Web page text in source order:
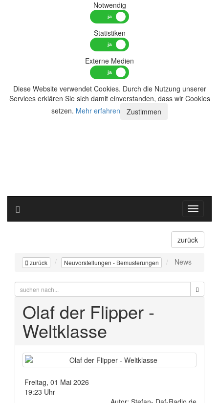
Notwendig
Statistiken
Externe Medien
Diese Website verwendet Cookies. Durch die Nutzung unserer
Services erklären Sie sich damit einverstanden, dass wir Cookies
setzen. Mehr erfahren Zustimmen
Toggle
zurück
zurück Neuvorstellungen - Bemusterungen News
Olaf der Flipper -
Weltklasse
Freitag, 01 Mai 2026
19:23 Uhr